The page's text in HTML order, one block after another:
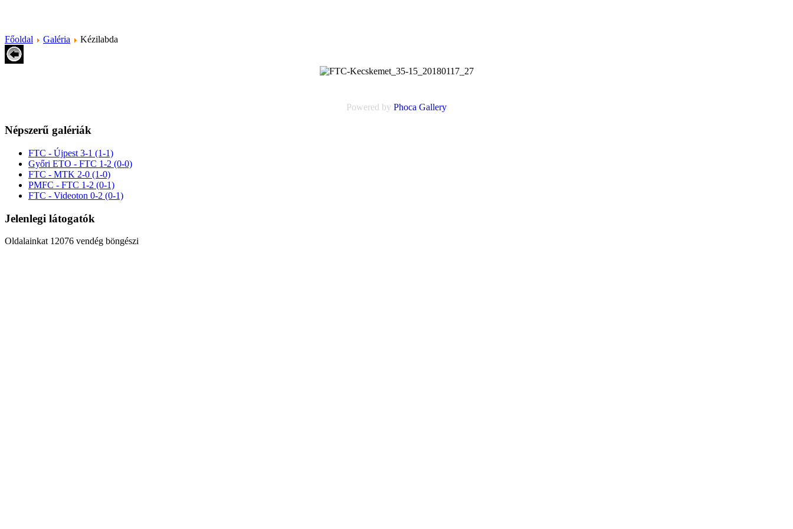
Főoldal Galéria Kézilabda
Powered by Phoca Gallery
Népszerű galériák
FTC - Újpest 3-1 (1-1)
Győri ETO - FTC 1-2 (0-0)
FTC - MTK 2-0 (1-0)
PMFC - FTC 1-2 (0-1)
FTC - Videoton 0-2 (0-1)
Jelenlegi látogatók
Oldalainkat 12076 vendég böngészi